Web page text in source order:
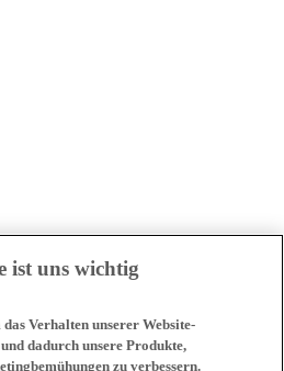
ist uns wichtig
Verhalten unserer Website-
dadurch unsere Produkte,
zu verbessern.